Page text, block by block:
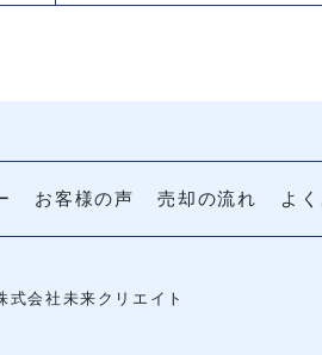
お客様の声 売却の流れ よ
会社未来クリエイト